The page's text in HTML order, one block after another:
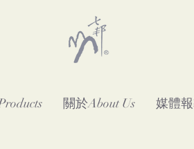
關於About Us 媒體